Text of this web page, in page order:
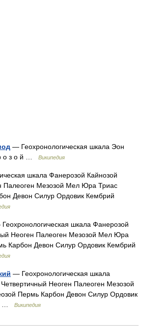
— Геохронологическая шкала Эон
о з о й …
Википедия
шкала Фанерозой Кайнозой
Палеоген Мезозой Мел Юра Триас
Девон Силур Ордовик Кембрий
шкала Фанерозой
Неоген Палеоген Мезозой Мел Юра
Карбон Девон Силур Ордовик Кембрий
— Геохронологическая шкала
Неоген Палеоген Мезозой
Пермь Карбон Девон Силур Ордовик
…
Википедия